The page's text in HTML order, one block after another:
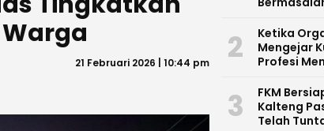
21 Februari 2026 | 10:44 pm 2
Ketika
Mengejar
Profesi
3
FKM
Kalteng
Telah